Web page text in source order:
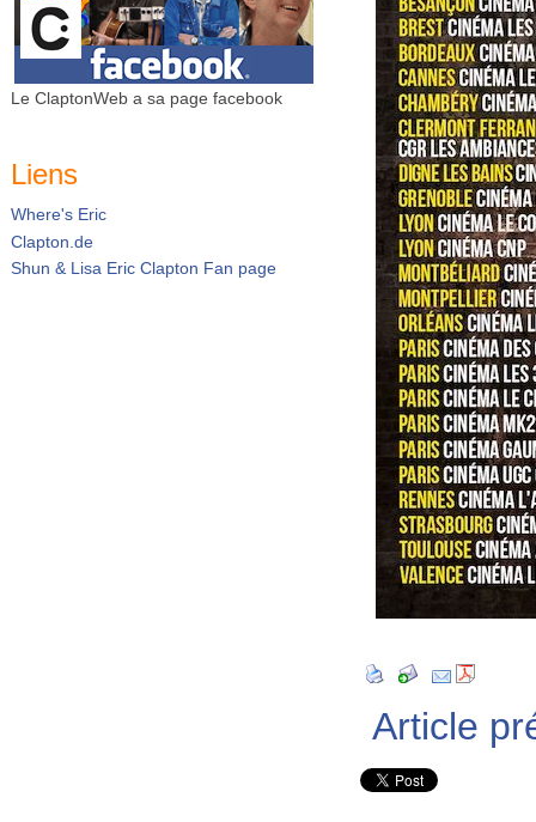
Le ClaptonWeb a sa page facebook
Liens
Where's Eric
Clapton.de
Shun & Lisa Eric Clapton Fan page
Article